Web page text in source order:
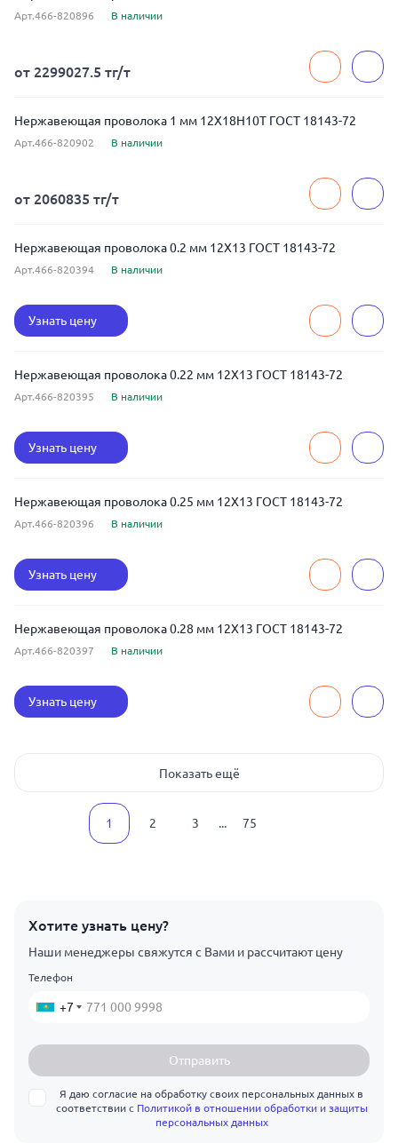
Арт.466-820896 В наличии
от 2299027.5 тг/т
Нержавеющая проволока 1 мм 12Х18Н10Т ГОСТ 18143-72
Арт.466-820902 В наличии
от 2060835 тг/т
Нержавеющая проволока 0.2 мм 12Х13 ГОСТ 18143-72
Арт.466-820394 В наличии
Узнать цену
Нержавеющая проволока 0.22 мм 12Х13 ГОСТ 18143-72
Арт.466-820395 В наличии
Узнать цену
Нержавеющая проволока 0.25 мм 12Х13 ГОСТ 18143-72
Арт.466-820396 В наличии
Узнать цену
Нержавеющая проволока 0.28 мм 12Х13 ГОСТ 18143-72
Арт.466-820397 В наличии
Узнать цену
Показать ещё
1 2 3 ... 75
Хотите узнать цену?
Наши менеджеры свяжутся с Вами и рассчитают цену
Телефон
+7
Отправить
Я даю согласие на обработку своих персональных данных в
соответствии с Политикой в отношении обработки и защиты
персональных данных